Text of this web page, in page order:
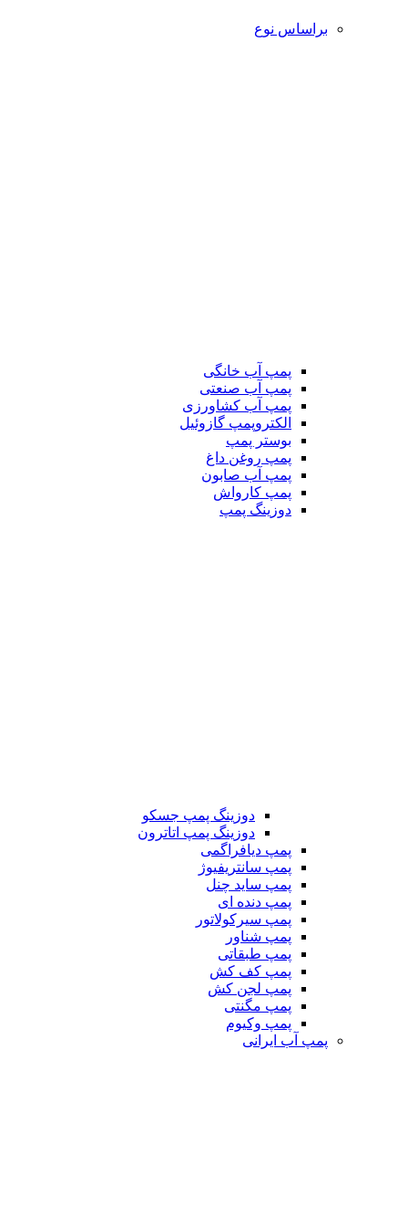
براساس نوع
پمپ آب خانگی
پمپ آب صنعتی
پمپ آب کشاورزی
الکتروپمپ گازوئیل
بوستر پمپ
پمپ روغن داغ
پمپ آب صابون
پمپ کارواش
دوزینگ پمپ
دوزینگ پمپ جسکو
دوزینگ پمپ اتاترون
پمپ دیافراگمی
پمپ سانتریفیوژ
پمپ ساید چنل
پمپ دنده ای
پمپ سیرکولاتور
پمپ شناور
پمپ طبقاتی
پمپ کف کش
پمپ لجن کش
پمپ مگنتی
پمپ وکیوم
پمپ آب ایرانی